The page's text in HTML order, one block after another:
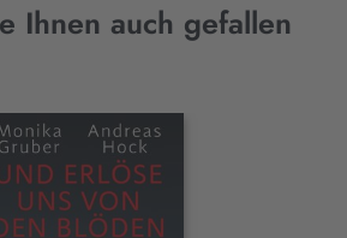
Ihnen auch gefallen